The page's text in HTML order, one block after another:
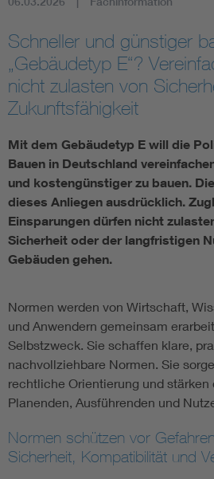
Mobility
Smart Cities
DKE Fachinformationen im
Blitzschutz: DIN EN 62305 in der
Circular Economy für mehr
Cybersecurity in der
Elektrofachkraft (EFK)
Schneller und günstiger
„Gebäudetyp E“?
nicht zulasten von
Zukunftsfähigkeit
Mit dem Gebäudetyp E will die
Bauen in Deutschland
und kostengünstiger zu bauen.
dieses Anliegen ausdrücklich.
Einsparungen dürfen nicht
Sicherheit oder der langfristigen
Gebäuden gehen.
Normen werden von Wirtschaft,
und Anwendern gemeinsam
Selbstzweck. Sie schaffen klare,
nachvollziehbare Normen. Sie
rechtliche Orientierung und stärken
Planenden, Ausführenden und
Normen schützen vor
Sicherheit, Kompatibilität und